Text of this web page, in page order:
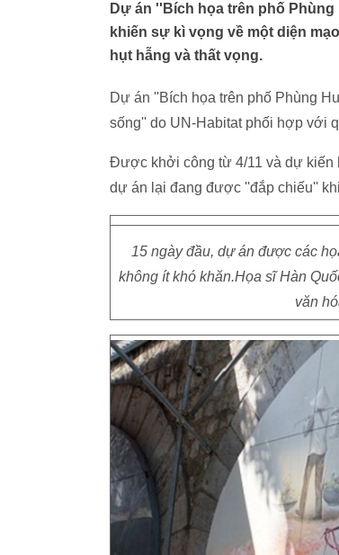
Dự án ''Bích họa trên phố
khiến sự kì vọng về một diện
hụt hẫng và thất vọng.
Dự án ''Bích họa trên phố Phùng
sống'' do UN-Habitat phối hợp với
Được khởi công từ 4/11 và dự kiến
dự án lại đang được ''đắp chiếu''
15 ngày đầu, dự án được các
không ít khó khăn.Họa sĩ Hàn
văn